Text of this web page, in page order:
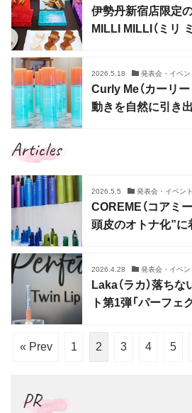
伊勢丹新宿店限定
MILLI MILLI（ミリ
2026.5.18 発表会・イベン
Curly Me（カーリ
動きを自然に引き
Articles
2026.5.5 発表会・イベン
COREME（コアミ
頭皮のオトナ化”
2026.4.28 発表会・イベン
Laka（ラカ）落ち
ト第1弾「パーフェ
« Prev 1 2 3 4 5
PR